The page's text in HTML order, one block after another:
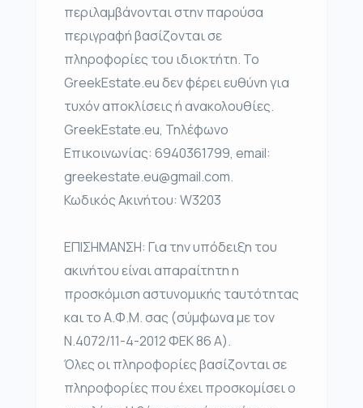
περιλαμβάνονται στην παρούσα
περιγραφή βασίζονται σε
πληροφορίες του ιδιοκτήτη. Το
GreekEstate.eu δεν φέρει ευθύνη για
τυχόν αποκλίσεις ή ανακολουθίες.
GreekEstate.eu, Τηλέφωνο
Επικοινωνίας: 6940361799, email:
greekestate.eu@gmail.com.
Κωδικός Ακινήτου: W3203
ΕΠΙΣΗΜΑΝΣΗ: Για την υπόδειξη του
ακινήτου είναι απαραίτητη η
προσκόμιση αστυνομικής ταυτότητας
και το Α.Φ.Μ. σας (σύμφωνα με τον
Ν.4072/11-4-2012 ΦΕΚ 86 Α).
Όλες οι πληροφορίες βασίζονται σε
πληροφορίες που έχει προσκομίσει ο